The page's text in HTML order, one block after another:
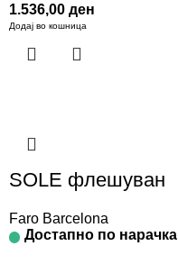
1.536,00 ден
Додај во кошница
SOLE флешуван
Faro Barcelona
Достапно по нарачка